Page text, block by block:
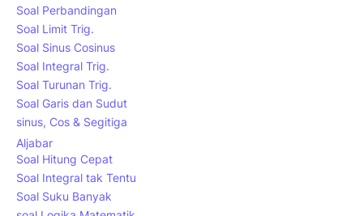
Soal Perbandingan
Soal Limit Trig.
Soal Sinus Cosinus
Soal Integral Trig.
Soal Turunan Trig.
Soal Garis dan Sudut
sinus, Cos & Segitiga
Aljabar
Soal Hitung Cepat
Soal Integral tak Tentu
Soal Suku Banyak